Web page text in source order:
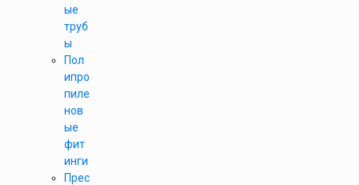
ые
труб
ы
Пол
ипро
пиле
нов
ые
фит
инги
Прес